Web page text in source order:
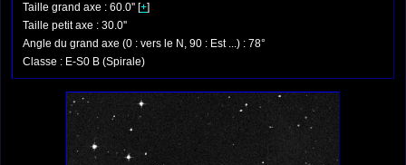
Taille grand axe : 60.0'' [+]
Taille petit axe : 30.0''
Angle du grand axe (0 : vers le N, 90 : Est ...) : 78°
Classe : E-S0 B (Spirale)